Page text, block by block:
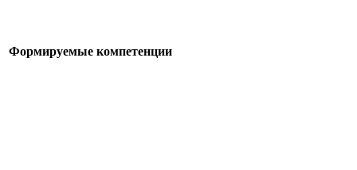
Формируемые компетенции